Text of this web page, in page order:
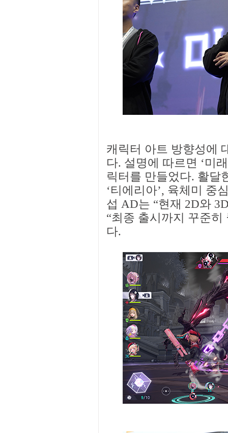
캐릭터 아트 방향성에
다. 설명에 따르면 ‘미
릭터를 만들었다. 활달
‘티에리아’, 육체미 중
섭 AD는 “현재 2D와
“최종 출시까지 꾸준
다.